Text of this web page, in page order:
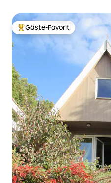
Beliebter Gäste-Favorit.
Gäste-Favorit